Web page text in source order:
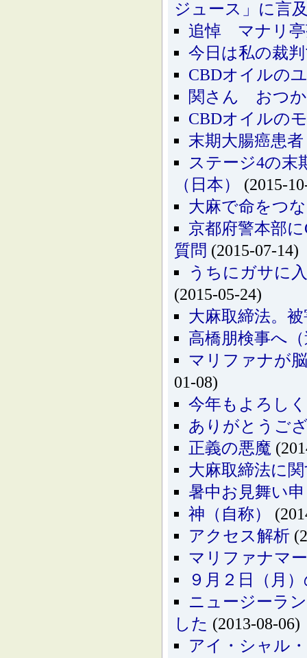
ジュース」に言
追悼 マナリ亭
今日は私の裁
CBDオイルの
関さん おつ
CBDオイルの
末期大腸癌患
ステージ4の末
（日本）
(2015-
大麻で命をつ
京都府警本部
質問 (2015-07-14)
うちにガサに
(2015-05-24)
大麻取締法。
高橋朋検事へ
マリファナが
01-08)
今年もよろし
ありがとうご
正義の悪魔
大麻取締法に
暑中お見舞い
神（自称）
アクセス解析
マリファナマ
９月２日（月
ニュージーラ
した (2013-08-06)
アイ・シャル